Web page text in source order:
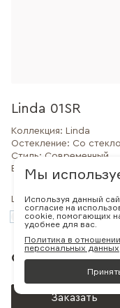
Linda 01SR
Коллекция: Linda
Остекление: Со
Стиль: Современный
Внешний вид:
Цвет:
от 30 000
Заказать
Мы
Используя данный
согласие на
cookie, помогающих
удобнее для вас.
Политика в
персональных данных